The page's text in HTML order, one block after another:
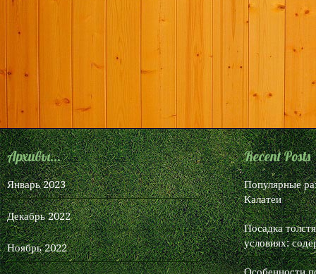
ссылок по более чем 100
проекта.
ссылок: арендные ссылки, вечные
ссылки, публикации
(упоминания, мнения, отзывы,
статьи, пресс-релизы).
— SeoHammer покажет, где
рост или падение, а также
запросы, на которые нужно
обратить внимание.
SeoHammer еще предоставляет
Архивы...
Январь 2023
Декабрь 2022
Ноябрь 2022
Recent Posts
Популярные
Калатеи
Посадка
условиях: